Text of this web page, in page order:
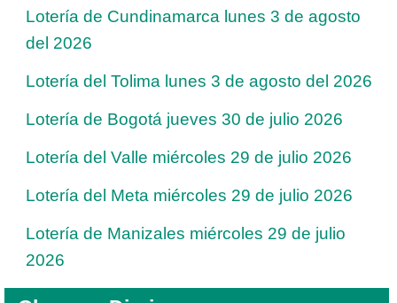
Lotería de Cundinamarca lunes 3 de agosto
del 2026
Lotería del Tolima lunes 3 de agosto del 2026
Lotería de Bogotá jueves 30 de julio 2026
Lotería del Valle miércoles 29 de julio 2026
Lotería del Meta miércoles 29 de julio 2026
Lotería de Manizales miércoles 29 de julio
2026